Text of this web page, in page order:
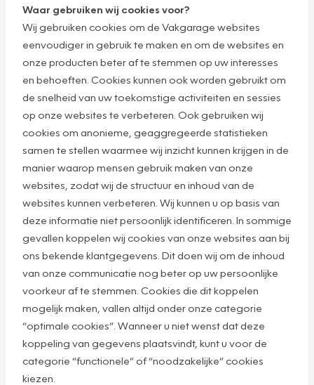
Waar gebruiken wij cookies voor?
Wij gebruiken cookies om de Vakgarage websites
eenvoudiger in gebruik te maken en om de websites en
onze producten beter af te stemmen op uw interesses
en behoeften. Cookies kunnen ook worden gebruikt om
de snelheid van uw toekomstige activiteiten en sessies
op onze websites te verbeteren. Ook gebruiken wij
cookies om anonieme, geaggregeerde statistieken
samen te stellen waarmee wij inzicht kunnen krijgen in de
manier waarop mensen gebruik maken van onze
websites, zodat wij de structuur en inhoud van de
websites kunnen verbeteren. Wij kunnen u op basis van
deze informatie niet persoonlijk identificeren. In sommige
gevallen koppelen wij cookies van onze websites aan bij
ons bekende klantgegevens. Dit doen wij om de inhoud
van onze communicatie nog beter op uw persoonlijke
voorkeur af te stemmen. Cookies die dit koppelen
mogelijk maken, vallen altijd onder onze categorie
“optimale cookies”. Wanneer u niet wenst dat deze
koppeling van gegevens plaatsvindt, kunt u voor de
categorie “functionele” of “noodzakelijke” cookies
kiezen.